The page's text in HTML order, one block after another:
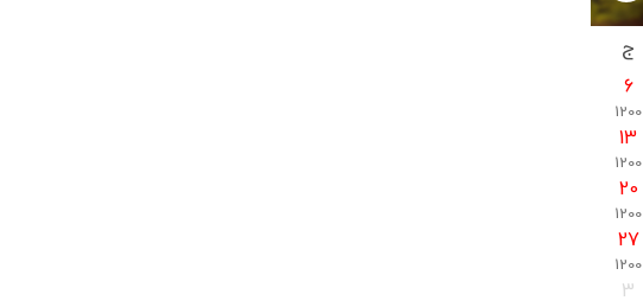
ج
6
1200
13
1200
20
1200
27
1200
3